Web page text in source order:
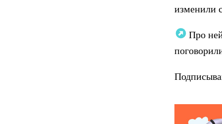
изменили
Про